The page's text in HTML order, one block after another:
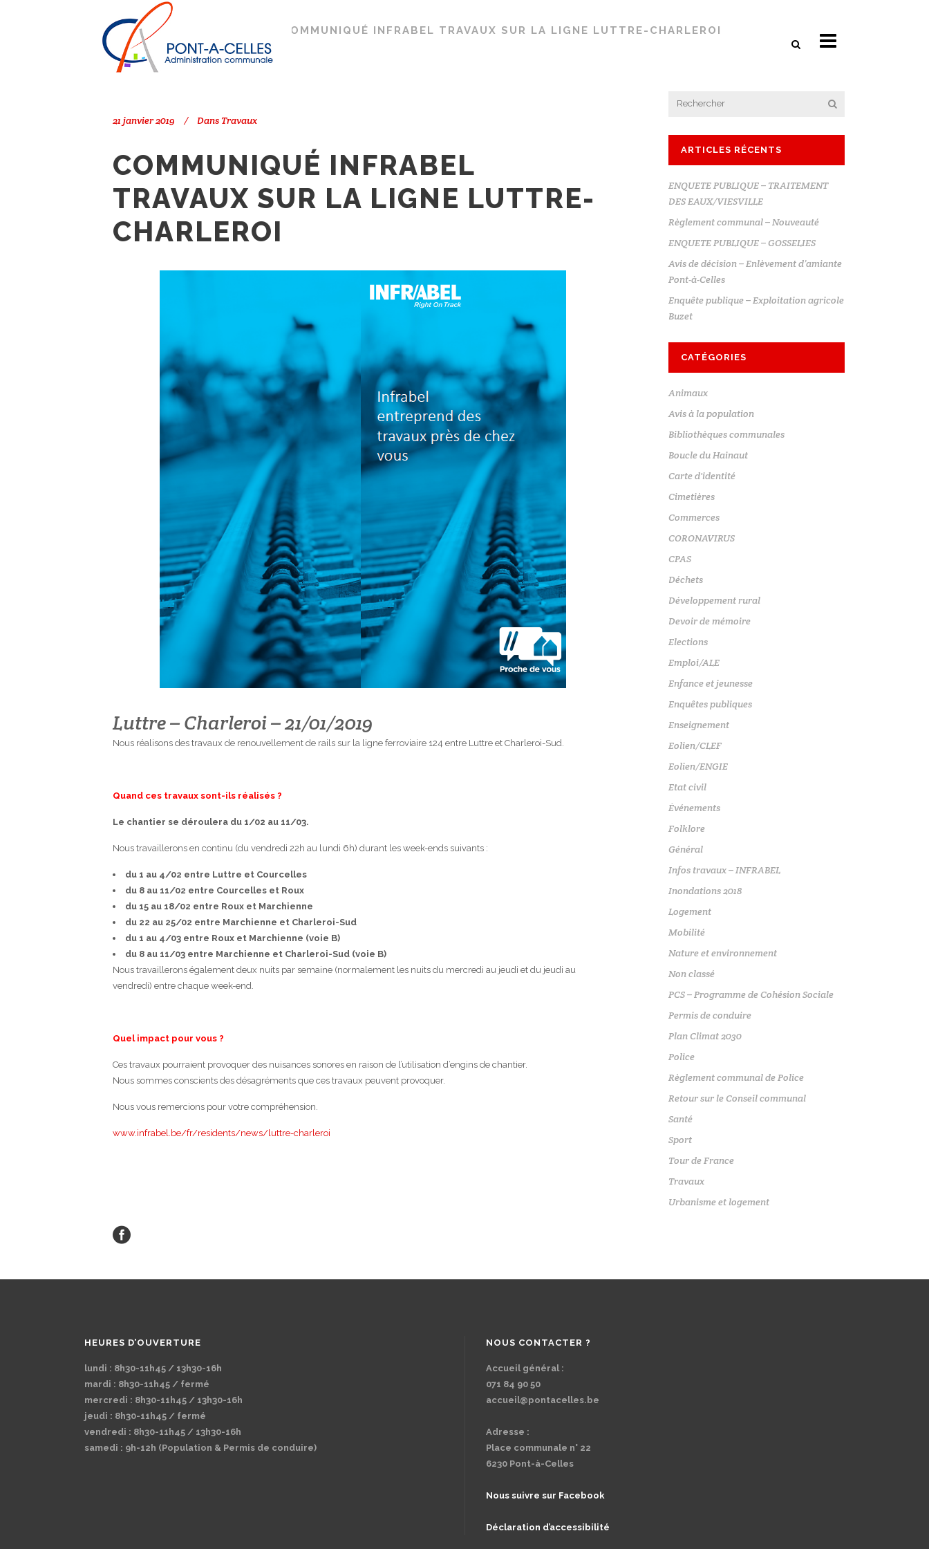
PONT-À-CELLES COMMUNIQUÉ INFRABEL TRAVAUX SUR LA LIGNE LUTTRE-CHARLEROI
21 janvier 2019 Dans Travaux
COMMUNIQUÉ INFRABEL
TRAVAUX SUR LA LIGNE LUTTRE-
CHARLEROI
Luttre – Charleroi – 21/01/2019
Nous réalisons des travaux de renouvellement de rails sur la ligne ferroviaire 124 entre Luttre et Charleroi-Sud.
Quand ces travaux sont-ils réalisés ?
Le chantier se déroulera du 1/02 au 11/03.
Nous travaillerons en continu (du vendredi 22h au lundi 6h) durant les week-ends suivants :
du 1 au 4/02 entre Luttre et Courcelles
du 8 au 11/02 entre Courcelles et Roux
du 15 au 18/02 entre Roux et Marchienne
du 22 au 25/02 entre Marchienne et Charleroi-Sud
du 1 au 4/03 entre Roux et Marchienne (voie B)
du 8 au 11/03 entre Marchienne et Charleroi-Sud (voie B)
Nous travaillerons également deux nuits par semaine (normalement les nuits du mercredi au jeudi et du jeudi au
vendredi) entre chaque week-end.
Quel impact pour vous ?
Ces travaux pourraient provoquer des nuisances sonores en raison de l’utilisation d’engins de chantier.
Nous sommes conscients des désagréments que ces travaux peuvent provoquer.
Nous vous remercions pour votre compréhension.
www.infrabel.be/fr/residents/news/luttre-charleroi
ARTICLES RÉCENTS
ENQUETE PUBLIQUE – TRAITEMENT
DES EAUX/VIESVILLE
Règlement communal – Nouveauté
ENQUETE PUBLIQUE – GOSSELIES
Avis de décision – Enlèvement d’amiante
Pont-à-Celles
Enquête publique – Exploitation agricole
Buzet
CATÉGORIES
Animaux
Avis à la population
Bibliothèques communales
Boucle du Hainaut
Carte d'identité
Cimetières
Commerces
CORONAVIRUS
CPAS
Déchets
Développement rural
Devoir de mémoire
Elections
Emploi/ALE
Enfance et jeunesse
Enquêtes publiques
Enseignement
Eolien/CLEF
Eolien/ENGIE
Etat civil
Événements
Folklore
Général
Infos travaux – INFRABEL
Inondations 2018
Logement
Mobilité
Nature et environnement
Non classé
PCS – Programme de Cohésion Sociale
Permis de conduire
Plan Climat 2030
Police
Règlement communal de Police
Retour sur le Conseil communal
Santé
Sport
Tour de France
Travaux
Urbanisme et logement
HEURES D’OUVERTURE
lundi : 8h30-11h45 / 13h30-16h
mardi : 8h30-11h45 / fermé
mercredi : 8h30-11h45 / 13h30-16h
jeudi : 8h30-11h45 / fermé
vendredi : 8h30-11h45 / 13h30-16h
samedi : 9h-12h (Population & Permis de conduire)
NOUS CONTACTER ?
Accueil général :
071 84 90 50
accueil@pontacelles.be
Adresse :
Place communale n° 22
6230 Pont-à-Celles
Nous suivre sur Facebook
Déclaration d’accessibilité